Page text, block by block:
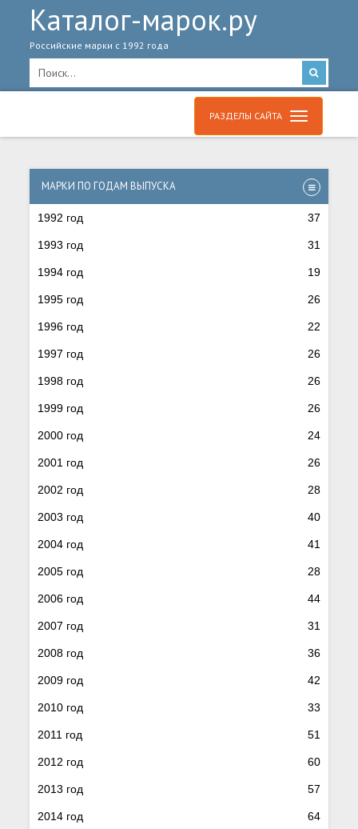
Каталог-марок.ру
Российские марки с 1992 года
РАЗДЕЛЫ САЙТА
МАРКИ ПО ГОДАМ ВЫПУСКА
1992 год 37
1993 год 31
1994 год 19
1995 год 26
1996 год 22
1997 год 26
1998 год 26
1999 год 26
2000 год 24
2001 год 26
2002 год 28
2003 год 40
2004 год 41
2005 год 28
2006 год 44
2007 год 31
2008 год 36
2009 год 42
2010 год 33
2011 год 51
2012 год 60
2013 год 57
2014 год 64